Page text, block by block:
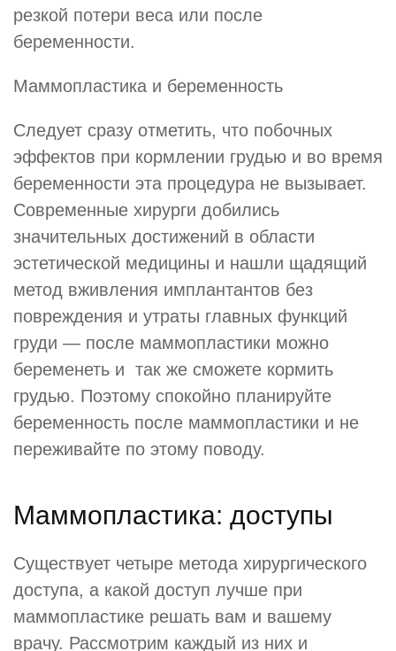
резкой потери веса или после
беременности.
Маммопластика и беременность
Следует сразу отметить, что побочных
эффектов при кормлении грудью и во время
беременности эта процедура не вызывает.
Современные хирурги добились
значительных достижений в области
эстетической медицины и нашли щадящий
метод вживления имплантантов без
повреждения и утраты главных функций
груди — после маммопластики можно
беременеть и так же сможете кормить
грудью. Поэтому спокойно планируйте
беременность после маммопластики и не
переживайте по этому поводу.
Маммопластика: доступы
Существует четыре метода хирургического
доступа, а какой доступ лучше при
маммопластике решать вам и вашему
врачу. Рассмотрим каждый из них и